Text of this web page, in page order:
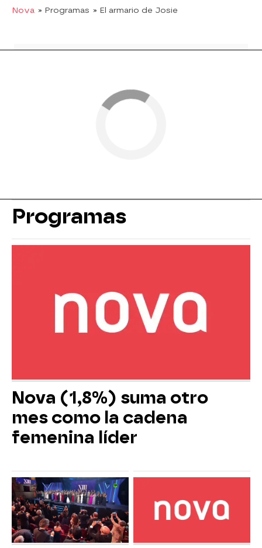
Nova » Programas » El armario de Josie
Programas
Nova (1,8%) suma otro
mes como la cadena
femenina líder